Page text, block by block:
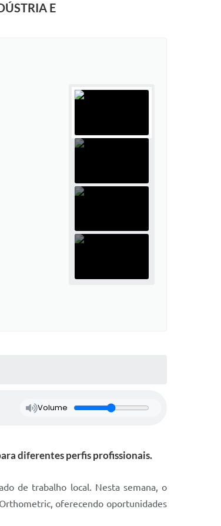
E
Volume
diferentes perfis profissionais.
de trabalho local. Nesta semana, o
oferecendo oportunidades